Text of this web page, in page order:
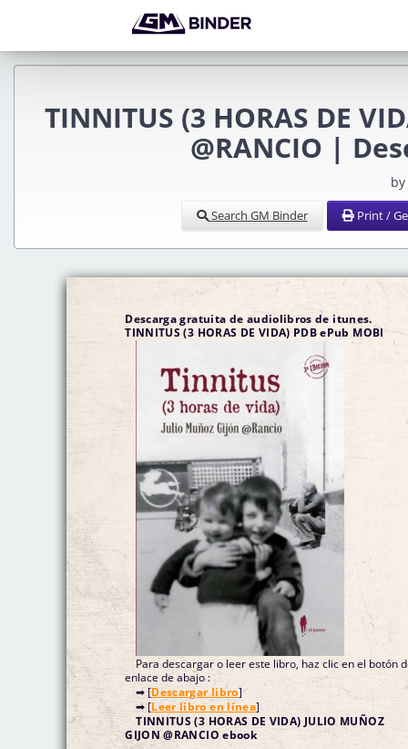
TINNITUS (3 HORAS DE
@RANCIO |
Search GM Binder Print /
Descarga gratuita de audiolibros de itunes.
TINNITUS (3 HORAS DE VIDA) PDB ePub MOBI
Para descargar o leer este libro, haz clic en el botón
enlace de abajo :
➡ [Descargar libro]
➡ [Leer libro en línea]
TINNITUS (3 HORAS DE VIDA) JULIO MUÑOZ
GIJON @RANCIO ebook